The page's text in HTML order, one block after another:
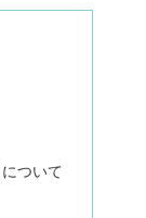
ついて